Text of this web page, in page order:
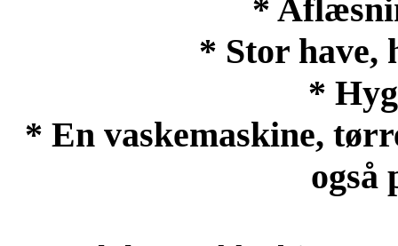
*
* Stor have,
*
* En vaskemaskine,
også